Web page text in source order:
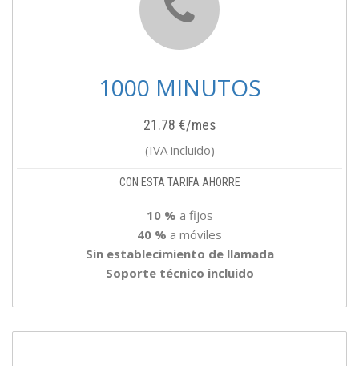
1000 MINUTOS
21.78 €/mes
(IVA incluido)
CON ESTA TARIFA AHORRE
10 % a fijos
40 % a móviles
Sin establecimiento de llamada
Soporte técnico incluido